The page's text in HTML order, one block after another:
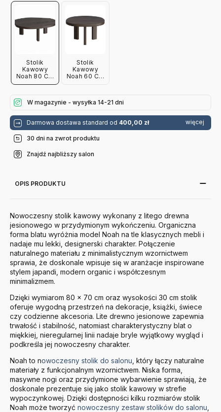
Stolik
Kawowy
Noah 80 Cm
Przydymiony
Stolik
Kawowy
Noah 60 Cm
W magazynie - wysyłka 14-21 dni
Darmowa dostawa standard od 400,00 zł więcej
30 dni na zwrot produktu
Znajdź najbliższy salon
OPIS PRODUKTU
Nowoczesny stolik kawowy wykonany z litego drewna
jesionowego w przydymionym wykończeniu. Organiczna
forma blatu wyróżnia model Noah na tle klasycznych mebli i
nadaje mu lekki, designerski charakter. Połączenie
naturalnego materiału z minimalistycznym wzornictwem
sprawia, że doskonale wpisuje się w aranżacje inspirowane
stylem japandi, modern organic i współczesnym
minimalizmem.
Dzięki wymiarom 80 × 70 cm oraz wysokości 30 cm stolik
oferuje wygodną przestrzeń na dekoracje, książki, świece
czy codzienne akcesoria. Lite drewno jesionowe zapewnia
trwałość i stabilność, natomiast charakterystyczny blat o
miękkiej, nieregularnej linii nadaje bryle wyjątkowy wygląd i
podkreśla jej nowoczesny charakter.
Noah to nowoczesny stolik do salonu , który łączy naturalne
materiały z funkcjonalnym wzornictwem. Niska forma,
masywne nogi oraz przydymione wybarwienie sprawiają, że
doskonale prezentuje się jako stolik kawowy w strefie
wypoczynkowej. Dzięki dostępności kilku rozmiarów stolik
Noah może tworzyć nowoczesny zestaw stolików do salonu